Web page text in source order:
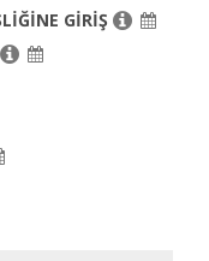
GİRİŞ